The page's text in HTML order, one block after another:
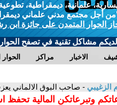
علمانية، ديمقراطية،
أجل مجتمع مدني علماني
الحوار المتمدن على جائزة ابن
لديكم مشاكل تقنية في تصفح
مراكز الاخبار
الزغيبي - صاحب البوق الالماني
وتبرعاتكن المالية